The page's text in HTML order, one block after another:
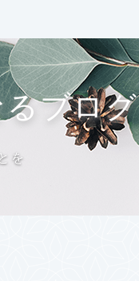
ブログ
を